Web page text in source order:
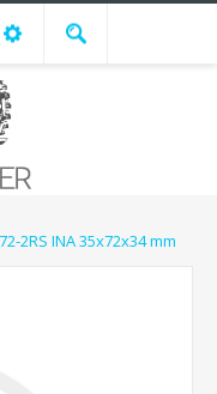
2RS INA 35x72x34 mm